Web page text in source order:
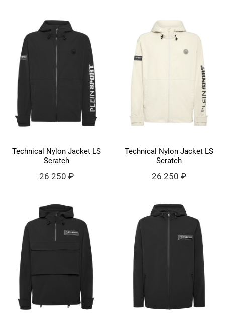
Technical Nylon Jacket LS
Scratch
26 250 ₽
Technical Nylon Jacket LS
Scratch
26 250 ₽